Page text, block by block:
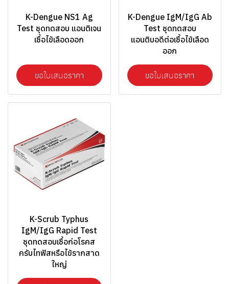
K-Dengue NS1 Ag
Test ชุดทดสอบ แอนติเจน
เชื้อไข้เลือดออก
ขอใบเสนอราคา
K-Dengue IgM/IgG Ab
Test ชุดทดสอบ
แอนติบอดีต่อเชื้อไข้เลือด
ออก
ขอใบเสนอราคา
K-Scrub Typhus
IgM/IgG Rapid Test
ชุดทดสอบเชื้อก่อโรคส
ครับไทฟัสหรือไข้รากสาด
ใหญ่